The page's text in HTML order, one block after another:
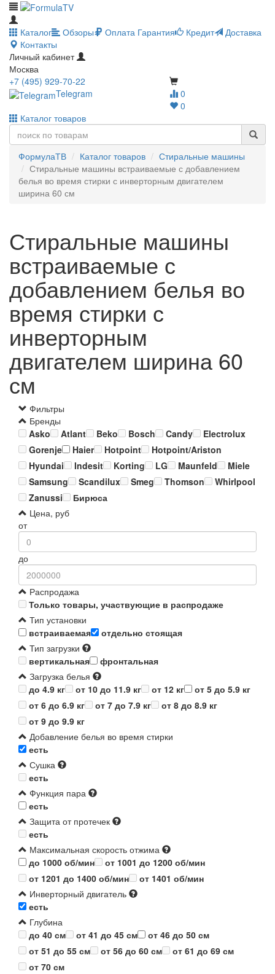
Каталог Обзоры Оплата Гарантия Кредит
Доставка
Контакты
Личный кабинет
Москва
0
0
+7 (495) 929-70-22
Telegram
Каталог товаров
ФормулаТВ Каталог товаров
Стиральные машины
Стиральные машины встраиваемые с добавлением
белья во время стирки с инверторным двигателем
ширина 60 см
Стиральные машины
встраиваемые с
добавлением белья во
время стирки с
инверторным
двигателем ширина 60
см
Фильтры
Бренды
Asko
Atlant Beko Bosch Candy
Electrolux
Gorenje
Haier Hotpoint
Hotpoint/Ariston
Hyundai
Indesit Korting LG Maunfeld
Miele
Samsung
Scandilux Smeg Thomson
Whirlpool
Zanussi
Бирюса
Цена, руб
от
до
Распродажа
Только товары, участвующие в распродаже
Тип установки
встраиваемая
отдельно стоящая
Тип загрузки
вертикальная
фронтальная
Загрузка белья
до 4.9 кг
от 10 до 11.9 кг от 12 кг
от 5 до 5.9 кг
от 6 до 6.9 кг
от 7 до 7.9 кг
от 8 до 8.9 кг
от 9 до 9.9 кг
Добавление белья во время стирки
есть
Сушка
есть
Функция пара
есть
Защита от протечек
есть
Максимальная скорость отжима
до 1000 об/мин
от 1001 до 1200 об/мин
от 1201 до 1400 об/мин
от 1401 об/мин
Инверторный двигатель
есть
Глубина
до 40 см
от 41 до 45 см
от 46 до 50 см
от 51 до 55 см
от 56 до 60 см
от 61 до 69 см
от 70 см